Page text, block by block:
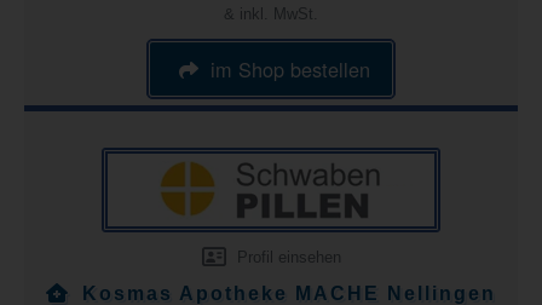
& inkl. MwSt.
im Shop bestellen
Profil einsehen
Kosmas Apotheke MACHE Nellingen